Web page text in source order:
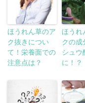
ほうれん草のア
ク抜きについ
て！栄養面での
注意点は？
ほうれ
クの成
シュウ
に！？